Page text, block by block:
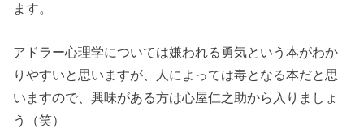
ます。
アドラー心理学については嫌われる勇気という本がわか
りやすいと思いますが、人によっては毒となる本だと思
いますので、興味がある方は心屋仁之助から入りましょ
う（笑）